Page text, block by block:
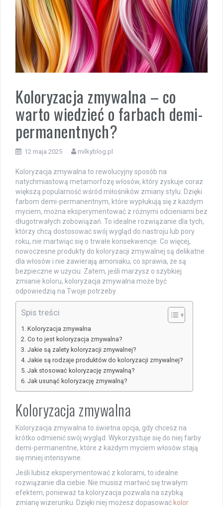
Koloryzacja zmywalna – co
warto wiedzieć o farbach demi-
permanentnych?
12 maja 2025 milkyblog.pl
Koloryzacja zmywalna to rewolucyjny sposób na
natychmiastową metamorfozę włosów, który zyskuje coraz
większą popularność wśród miłośników zmiany stylu. Dzięki
farbom demi-permanentnym, które wypłukują się z każdym
myciem, można eksperymentować z różnymi odcieniami bez
długotrwałych zobowiązań. To idealne rozwiązanie dla tych,
którzy chcą dostosować swój wygląd do nastroju lub pory
roku, nie martwiąc się o trwałe konsekwencje. Co więcej,
nowoczesne produkty do koloryzacji zmywalnej są delikatne
dla włosów i nie zawierają amoniaku, co sprawia, że są
bezpieczne w użyciu. Zatem, jeśli marzysz o szybkiej
zmianie koloru, koloryzacja zmywalna może być
odpowiedzią na Twoje potrzeby.
Spis treści
Koloryzacja zmywalna
Co to jest koloryzacja zmywalna?
Jakie są zalety koloryzacji zmywalnej?
Jakie są rodzaje produktów do koloryzacji zmywalnej?
Jak stosować koloryzację zmywalną?
Jak usunąć koloryzację zmywalną?
Koloryzacja zmywalna
Koloryzacja zmywalna to świetna opcja, gdy chcesz na
krótko odmienić swój wygląd. Wykorzystuje się do niej farby
demi-permanentne, które z każdym myciem włosów stają
się mniej intensywne.
Jeśli lubisz eksperymentować z kolorami, to idealne
rozwiązanie dla ciebie. Nie musisz martwić się trwałym
efektem, ponieważ ta koloryzacja pozwala na szybką
zmianę wizerunku. Dzięki niej możesz dopasować kolor